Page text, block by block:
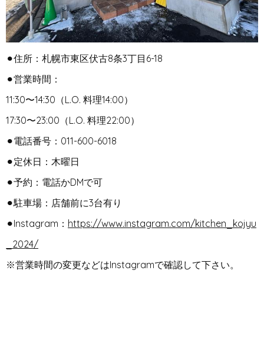
⚫︎住所：札幌市東区伏古8条3丁目6-18
⚫︎営業時間：
11:30〜14:30（L.O. 料理14:00）
17:30〜23:00（L.O. 料理22:00）
⚫︎電話番号：011-600-6018
⚫︎定休日：木曜日
⚫︎予約：電話かDMで可
⚫︎駐車場：店舗前に3台有り
⚫︎Instagram： https://www.instagram.com/kitchen_kojyu
_2024/
※営業時間の変更などはInstagramで確認して下さい。